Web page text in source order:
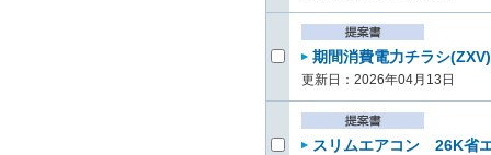
期間消費電力チラシ
更新日：2026年04月13日
スリムエアコン 26K省